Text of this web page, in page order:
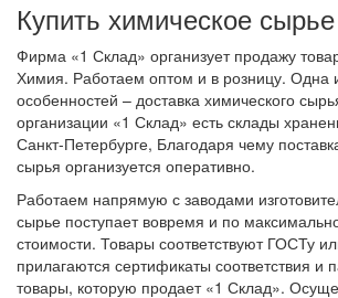
Купить химическое
Фирма «1 Склад» организует продажу
Химия. Работаем оптом и в розницу. Одна
особенностей – доставка химического
организации «1 Склад» есть склады
Санкт-Петербурге, Благодаря чему
сырья организуется оперативно.
Работаем напрямую с заводами
сырье поступает вовремя и по
стоимости. Товары соответствуют ГОСТу
прилагаются сертификаты соответствия и
товары, которую продает «1 Склад».